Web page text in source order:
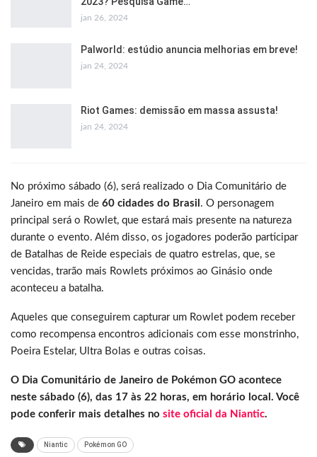
jan 26, 2024
Palworld: estúdio anuncia melhorias em breve!
jan 24, 2024
Riot Games: demissão em massa assusta!
jan 24, 2024
No próximo sábado (6), será realizado o Dia Comunitário de
Janeiro em mais de 60 cidades do Brasil . O personagem
principal será o Rowlet, que estará mais presente na natureza
durante o evento. Além disso, os jogadores poderão participar
de Batalhas de Reide especiais de quatro estrelas, que, se
vencidas, trarão mais Rowlets próximos ao Ginásio onde
aconteceu a batalha.
Aqueles que conseguirem capturar um Rowlet podem receber
como recompensa encontros adicionais com esse monstrinho,
Poeira Estelar, Ultra Bolas e outras coisas.
O Dia Comunitário de Janeiro de Pokémon GO acontece
neste sábado (6), das 17 às 22 horas, em horário local. Você
pode conferir mais detalhes no site oficial da Niantic.
Niantic Pokémon GO